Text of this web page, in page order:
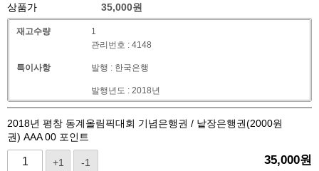
상품가 35,000원
재고수량 1
특이사항
관리번호 : 4148
발행 : 한국은행
발행년도 : 2018년
2018년 평창 동계올림픽대회 기념은행권 / 낱장은행권(2000원
권) AAA 00 포인트
+1 -1 35,000원